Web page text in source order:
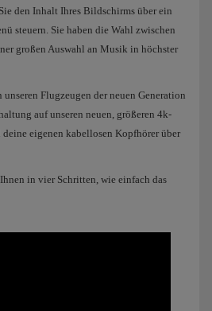
den Inhalt Ihres Bildschirms über ein
steuern. Sie haben die Wahl zwischen
großen Auswahl an Musik in höchster
Flugzeugen der neuen Generation
auf unseren neuen, größeren 4k-
deine eigenen kabellosen Kopfhörer über
in vier Schritten, wie einfach das